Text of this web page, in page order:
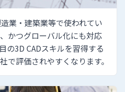
業・建築業等で使われてい
かつグローバル化にも対応
の3D CADスキルを習得する
で評価されやすくなります。